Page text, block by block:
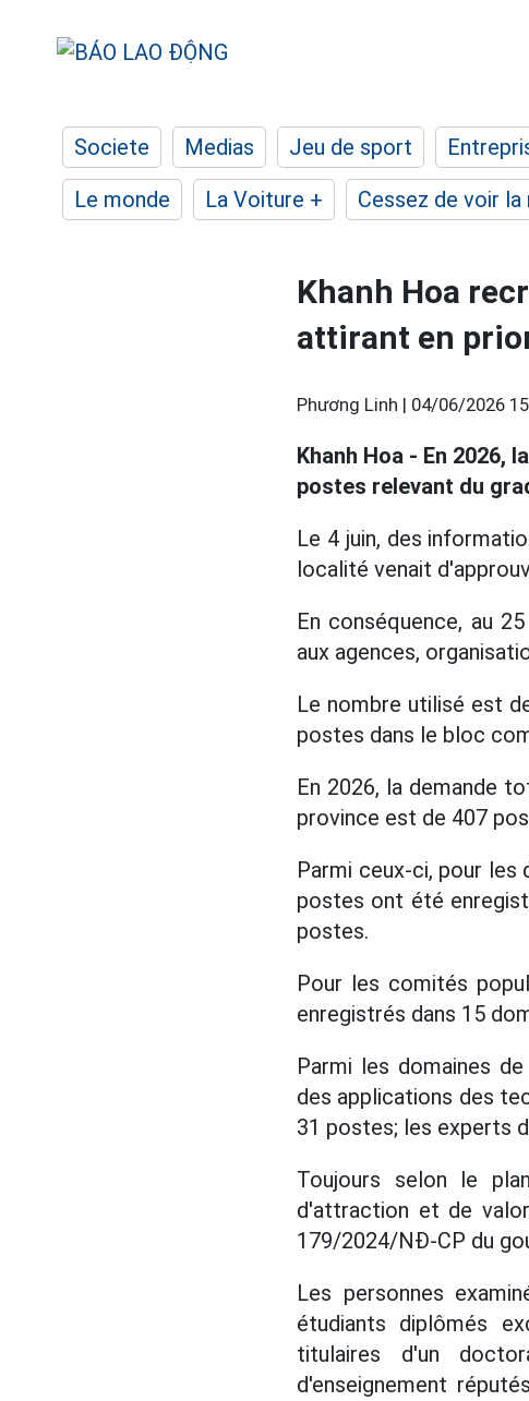
Societe Medias Jeu de sport
Le monde
La Voiture + Cessez de voir
Khanh Hoa
attirant en
Phương Linh | 04/06/2026
Khanh Hoa - En 2026,
postes relevant du
Le 4 juin, des
localité venait
En conséquence, au
aux agences,
Le nombre utilisé est
postes dans le bloc
En 2026, la demande
province est de 407
Parmi ceux-ci, pour les
postes ont été
postes.
Pour les comités
enregistrés dans 15
Parmi les domaines
des applications des
31 postes; les experts
Toujours selon le
d'attraction et de
179/2024/NĐ-CP du
Les personnes
étudiants diplômés
titulaires d'un
d'enseignement